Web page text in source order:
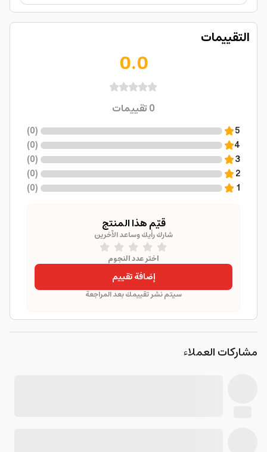
التقييمات
0.0
0تقييمات
5
(
0
)
4
(
0
)
3
(
0
)
2
(
0
)
1
(
0
)
قيّم هذا المنتج
شارك رأيك وساعد الآخرين
اختر عدد النجوم
إضافة تقييم
سيتم نشر تقييمك بعد المراجعة
مشاركات العملاء